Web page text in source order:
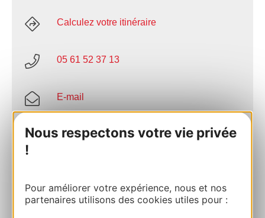
Nous respectons votre vie privée
!
Pour améliorer votre expérience, nous et nos
partenaires utilisons des cookies utiles pour :
Calculez votre itinéraire
05 61 52 37 13
E-mail
Site internet